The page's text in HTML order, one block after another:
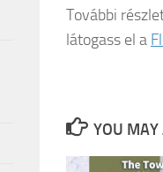
További
látogass el a
YOU MAY